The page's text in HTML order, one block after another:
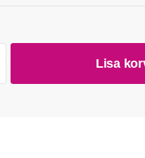
Lisa